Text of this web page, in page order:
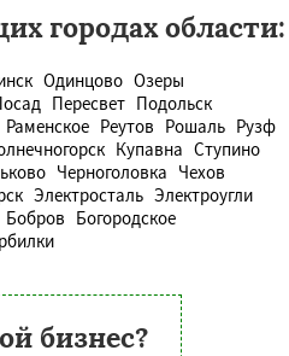
городах области:
Одинцово Озеры
Пересвет Подольск
Раменское Реутов Рошаль Рузф
Купавна Ступино
Черноголовка Чехов
Электросталь Электроугли
Бобров Богородское
бизнес?